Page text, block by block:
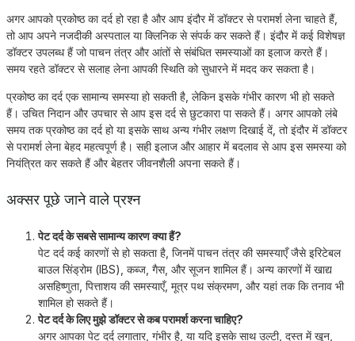
अगर आपको प्रकोष्ठ का दर्द हो रहा है और आप इंदौर में डॉक्टर से परामर्श लेना चाहते हैं,
तो आप अपने नजदीकी अस्पताल या क्लिनिक से संपर्क कर सकते हैं। इंदौर में कई विशेषज्ञ
डॉक्टर उपलब्ध हैं जो पाचन तंत्र और आंतों से संबंधित समस्याओं का इलाज करते हैं।
समय रहते डॉक्टर से सलाह लेना आपकी स्थिति को सुधारने में मदद कर सकता है।
प्रकोष्ठ का दर्द एक सामान्य समस्या हो सकती है, लेकिन इसके गंभीर कारण भी हो सकते
हैं। उचित निदान और उपचार से आप इस दर्द से छुटकारा पा सकते हैं। अगर आपको लंबे
समय तक प्रकोष्ठ का दर्द हो या इसके साथ अन्य गंभीर लक्षण दिखाई दें, तो इंदौर में डॉक्टर
से परामर्श लेना बेहद महत्वपूर्ण है। सही इलाज और आहार में बदलाव से आप इस समस्या को
नियंत्रित कर सकते हैं और बेहतर जीवनशैली अपना सकते हैं।
अक्सर पूछे जाने वाले प्रश्न
पेट दर्द के सबसे सामान्य कारण क्या हैं?
पेट दर्द कई कारणों से हो सकता है, जिनमें पाचन तंत्र की समस्याएँ जैसे इरिटेबल
बाउल सिंड्रोम (IBS), कब्ज, गैस, और सूजन शामिल हैं। अन्य कारणों में खाद्य
असहिष्णुता, पित्ताशय की समस्याएँ, मूत्र पथ संक्रमण, और यहां तक कि तनाव भी
शामिल हो सकते हैं।
पेट दर्द के लिए मुझे डॉक्टर से कब परामर्श करना चाहिए?
अगर आपका पेट दर्द लगातार, गंभीर है, या यदि इसके साथ उल्टी, दस्त में खून,